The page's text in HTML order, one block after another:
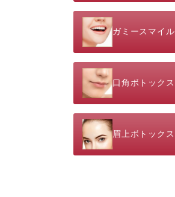
ガミースマイル
口角ボトックス
眉上ボトック